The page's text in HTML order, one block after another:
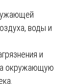
воды и
и
окружающую